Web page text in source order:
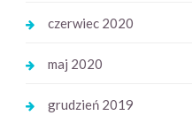
czerwiec 2020
maj 2020
grudzień 2019